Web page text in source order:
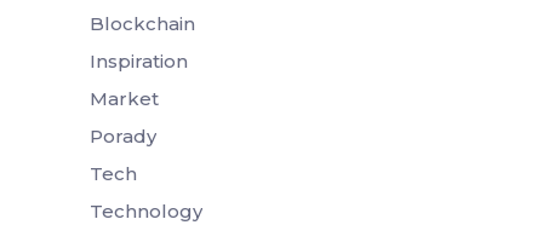
Blockchain
Inspiration
Market
Porady
Tech
Technology